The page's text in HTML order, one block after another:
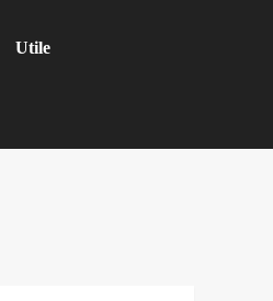
Utile